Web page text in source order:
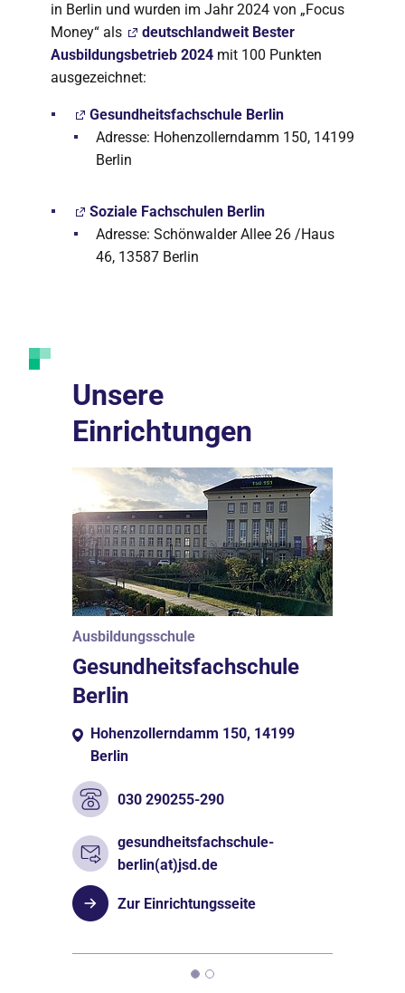
in Berlin und wurden im Jahr 2024 von „Focus
Money“ als
deutschlandweit Bester
Ausbildungsbetrieb 2024 mit 100 Punkten
ausgezeichnet:
Gesundheitsfachschule Berlin
Adresse: Hohenzollerndamm 150, 14199
Berlin
Soziale Fachschulen Berlin
Adresse: Schönwalder Allee 26 /Haus
46, 13587 Berlin
Unsere
Einrichtungen
Ausbildungsschule
Gesundheitsfachschule
Berlin
Hohenzollerndamm 150, 14199
Berlin
030 290255-290
gesundheitsfachschule-
berlin(at)jsd.de
Zur Einrichtungsseite